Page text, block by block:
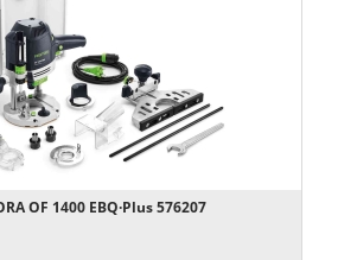
OF 1400 EBQ·Plus 576207